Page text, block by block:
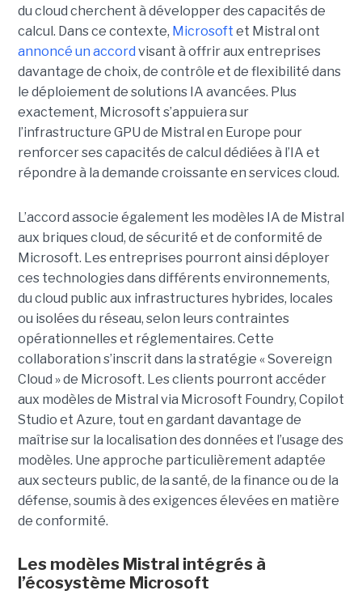
du cloud cherchent à développer des capacités de
calcul. Dans ce contexte, Microsoft et Mistral ont
annoncé un accord visant à offrir aux entreprises
davantage de choix, de contrôle et de flexibilité dans
le déploiement de solutions IA avancées. Plus
exactement, Microsoft s’appuiera sur
l’infrastructure GPU de Mistral en Europe pour
renforcer ses capacités de calcul dédiées à l’IA et
répondre à la demande croissante en services cloud.
L’accord associe également les modèles IA de Mistral
aux briques cloud, de sécurité et de conformité de
Microsoft. Les entreprises pourront ainsi déployer
ces technologies dans différents environnements,
du cloud public aux infrastructures hybrides, locales
ou isolées du réseau, selon leurs contraintes
opérationnelles et réglementaires. Cette
collaboration s’inscrit dans la stratégie « Sovereign
Cloud » de Microsoft. Les clients pourront accéder
aux modèles de Mistral via Microsoft Foundry, Copilot
Studio et Azure, tout en gardant davantage de
maîtrise sur la localisation des données et l’usage des
modèles. Une approche particulièrement adaptée
aux secteurs public, de la santé, de la finance ou de la
défense, soumis à des exigences élevées en matière
de conformité.
Les modèles Mistral intégrés à
l’écosystème Microsoft